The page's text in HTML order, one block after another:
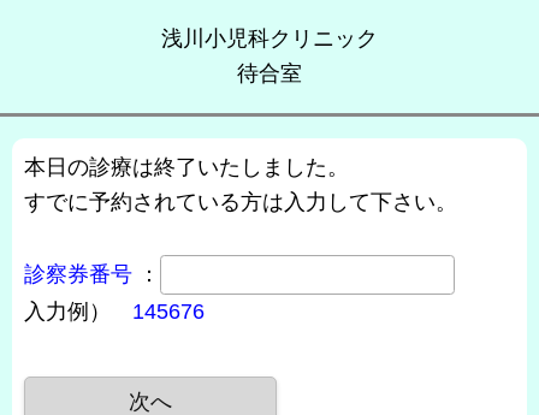
浅川小児科クリニック
待合室
本日の診療は終了いたしました。
すでに予約されている方は入力して下さい。
診察券番号 ：
入力例） 145676